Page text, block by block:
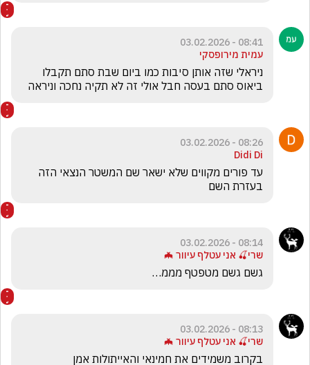
08:41 - 03.02.2026
עמית מירופסקי
ביאוס סתם בעסה חבל אולי זה לא תקיה נחכה וניראה
08:26 - 03.02.2026
Didi Di
בעזרת השם
08:14 - 03.02.2026
שרי🍒 אני עטלף עיוור 🦇
גשם גשם מטפטף מממ…
08:13 - 03.02.2026
שרי🍒 אני עטלף עיוור 🦇
בקרוב משמידים את חמינאי והאייתולות אמן